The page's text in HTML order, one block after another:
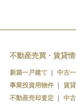
不動産売買・賃貸
新築一戸建て 中古
事業投資用物件
賃
不動産売却査定
中